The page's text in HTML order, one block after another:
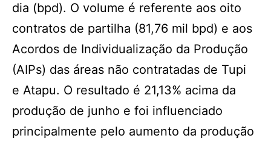
dia (bpd). O volume é referente aos oito
contratos de partilha (81,76 mil bpd) e aos
Acordos de Individualização da Produção
(AIPs) das áreas não contratadas de Tupi
e Atapu. O resultado é 21,13% acima da
produção de junho e foi influenciado
principalmente pelo aumento da produção